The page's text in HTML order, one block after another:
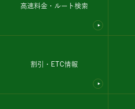
高速料金・ルート検索
割引・ETC情報